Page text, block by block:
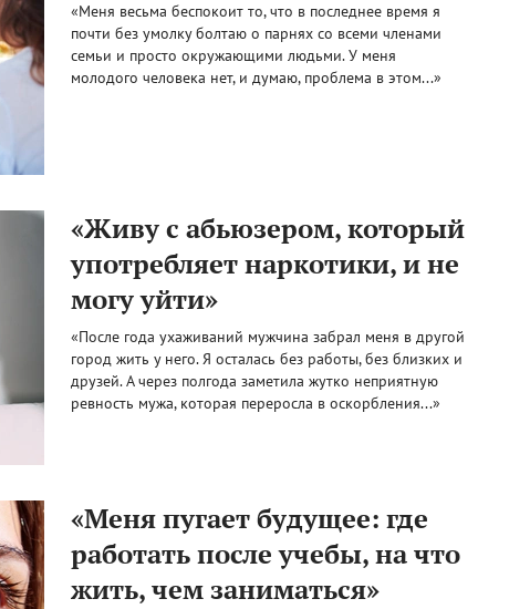
«Меня весьма беспокоит то, что в последнее время я
почти без умолку болтаю о парнях со всеми членами
семьи и просто окружающими людьми. У меня
молодого человека нет, и думаю, проблема в этом...»
«Живу с абьюзером, который
употребляет наркотики, и не
могу уйти»
«После года ухаживаний мужчина забрал меня в другой
город жить у него. Я осталась без работы, без близких и
друзей. А через полгода заметила жутко неприятную
ревность мужа, которая переросла в оскорбления...»
«Меня пугает будущее: где
работать после учебы, на что
жить, чем заниматься»